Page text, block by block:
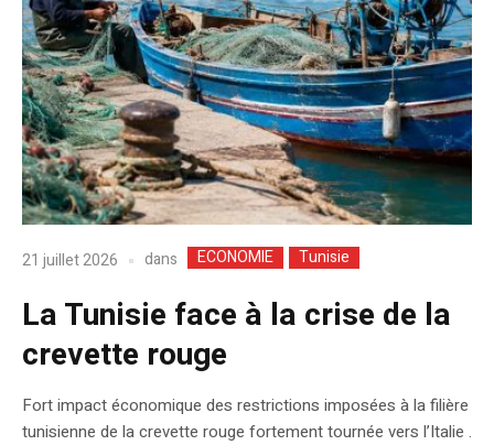
21 juillet 2026 dans ECONOMIE Tunisie
La Tunisie face à la crise de la
crevette rouge
Fort impact économique des restrictions imposées à la filière
tunisienne de la crevette rouge fortement tournée vers l’Italie .